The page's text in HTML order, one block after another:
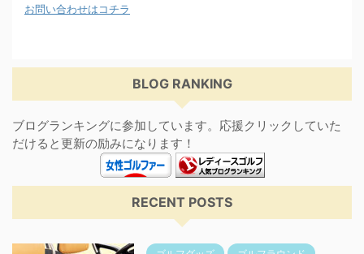
お問い合わせはコチラ
BLOG RANKING
ブログランキングに参加しています。応援クリックしていた
だけると更新の励みになります！
RECENT POSTS